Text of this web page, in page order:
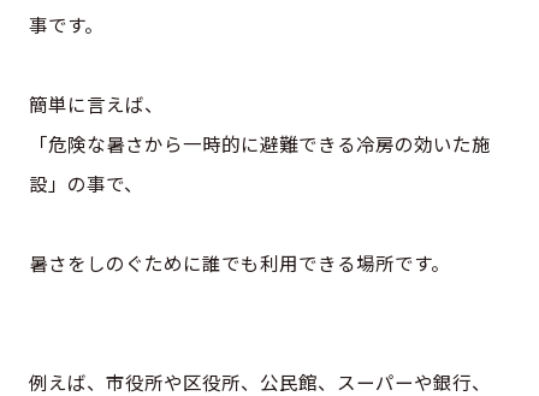
事です。
簡単に言えば、
「危険な暑さから一時的に避難できる冷房の効いた施
設」の事で、
暑さをしのぐために誰でも利用できる場所です。
例えば、市役所や区役所、公民館、スーパーや銀行、